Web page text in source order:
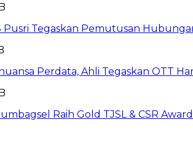
Pusri Tegaskan Pemutusan
Perdata, Ahli Tegaskan OTT
Raih Gold TJSL & CSR